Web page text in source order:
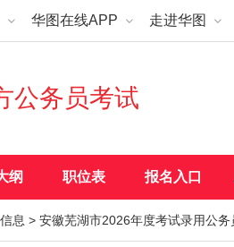
华图在线APP 走进华图
公务员考试
纲 职位表 报名入口
息 > 安徽芜湖市2026年度考试录用公